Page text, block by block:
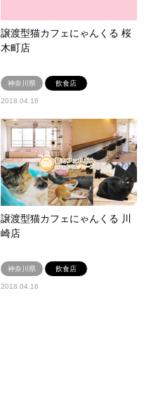
譲渡型猫カフェにゃんくる 桜
木町店
神奈川県 飲食店
2018.04.16
譲渡型猫カフェにゃんくる 川
崎店
神奈川県 飲食店
2018.04.16